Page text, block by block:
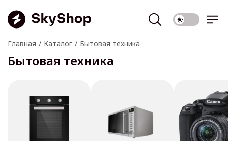
Главная Каталог Бытовая техника
Бытовая техника